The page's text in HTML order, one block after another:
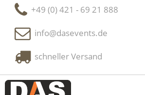
+49 (0) 421 - 69 21 888
info@dasevents.de
schneller Versand